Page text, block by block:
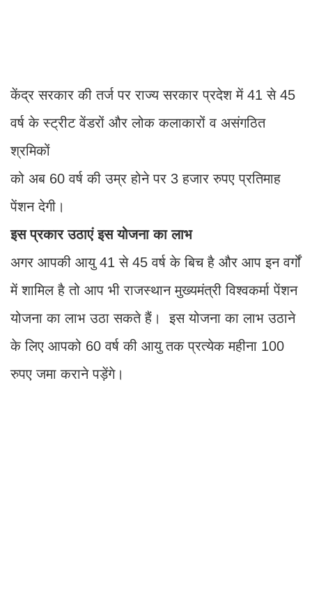
केंद्र सरकार की तर्ज पर राज्य सरकार प्रदेश में 41 से 45
वर्ष के स्ट्रीट वेंडरों और लोक कलाकारों व असंगठित
श्रमिकों
को अब 60 वर्ष की उम्र होने पर 3 हजार रुपए प्रतिमाह
पेंशन देगी।
इस प्रकार उठाएं इस योजना का लाभ
अगर आपकी आयु 41 से 45 वर्ष के बिच है और आप इन वर्गों
में शामिल है तो आप भी राजस्थान मुख्यमंत्री विश्वकर्मा पेंशन
योजना का लाभ उठा सकते हैं। इस योजना का लाभ उठाने
के लिए आपको 60 वर्ष की आयु तक प्रत्येक महीना 100
रुपए जमा कराने पड़ेंगे।